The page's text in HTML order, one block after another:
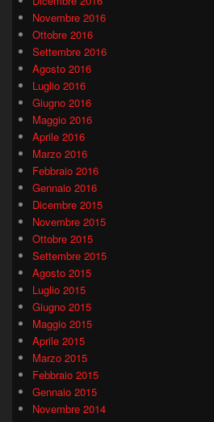
Novembre 2016
Ottobre 2016
Settembre 2016
Agosto 2016
Luglio 2016
Giugno 2016
Maggio 2016
Aprile 2016
Marzo 2016
Febbraio 2016
Gennaio 2016
Dicembre 2015
Novembre 2015
Ottobre 2015
Settembre 2015
Agosto 2015
Luglio 2015
Giugno 2015
Maggio 2015
Aprile 2015
Marzo 2015
Febbraio 2015
Gennaio 2015
Novembre 2014